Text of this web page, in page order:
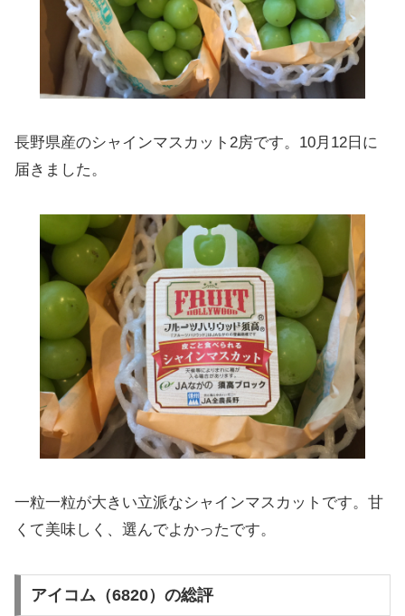
長野県産のシャインマスカット2房です。10月12日に
届きました。
一粒一粒が大きい立派なシャインマスカットです。甘
くて美味しく、選んでよかったです。
アイコム（6820）の総評